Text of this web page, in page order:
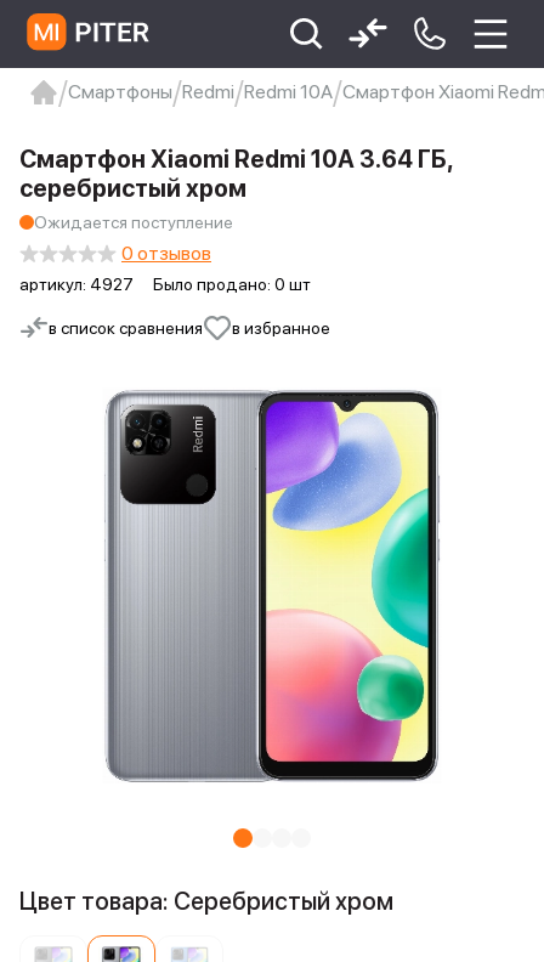
Xiaomi 9 про
xiaomi redmi 12c
Смартфоны Redmi Redmi 10A Смартфон Xiaomi
в список сравнения в избранное
Смартфон Xiaomi Redmi 10A 3.64 ГБ,
серебристый хром
Ожидается поступление
артикул: 4927 Было продано: 0 шт
0 отзывов
Цвет товара: Серебристый хром